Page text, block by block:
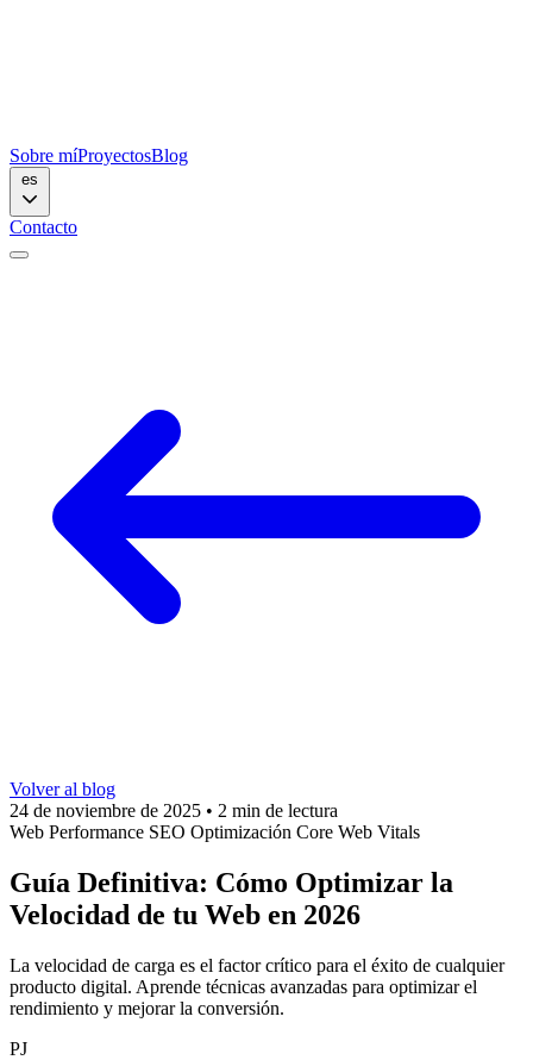
Sobre míProyectosBlog
Contacto
Volver al blog
24 de noviembre de 2025 • 2 min de lectura
Web Performance SEO Optimización Core Web Vitals
Guía Definitiva: Cómo Optimizar la
Velocidad de tu Web en 2026
La velocidad de carga es el factor crítico para el éxito de cualquier
producto digital. Aprende técnicas avanzadas para optimizar el
rendimiento y mejorar la conversión.
PJ